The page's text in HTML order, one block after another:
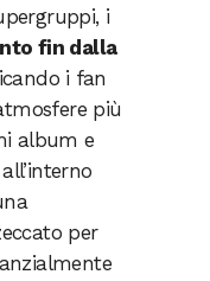
i
fin dalla
i fan
più
album e
per